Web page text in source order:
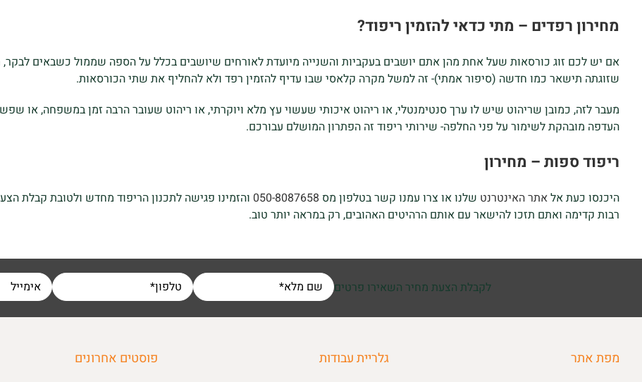
מחירון רפדים – מתי כדאי להזמין ריפוד?
אם יש לכם זוג כורסאות שעל אחת מהן אתם יושבים בעקביות והשנייה מיועדת לאורחים שיושבים בכלל על הספה שממול כשבאים
שזוגתה תישאר כמו חדשה (סיפור אמתי)- זה למשל מקרה קלאסי שבו עדיף להזמין רפד ולא להחליף את שתי הכורסאות.
מעבר לזה, כמובן שריהוט שיש לו ערך סנטימנטלי, או ריהוט איכותי שעשוי עץ מלא ויוקרתי, או ריהוט שעובר הרבה זמן במשפחה, או
העדפה מובהקת לשימור על פני החלפה- שירותי ריפוד זה הפתרון המושלם עבורכם.
ריפוד ספות – מחירון
היכנסו כעת אלאתר האינטרנט שלנו או צרו עמנו קשר בטלפון מס 050-8087658 והזמינו פגישה לתכנון הריפוד מחדש ולטובת קבלת
רבות קדימה ואתם תזכו להישאר עם אותם הרהיטים האהובים, רק במראה יותר טוב.
לקבלת הצעת מחיר השאירו פרטים
מפת אתר גלריית עבודות פוסטים אחרונים